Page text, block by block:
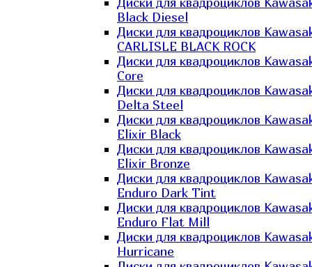
Black Diesel
Диски для квадроциклов
CARLISLE BLACK ROCK
Диски для квадроциклов
Core
Диски для квадроциклов
Delta Steel
Диски для квадроциклов
Elixir Black
Диски для квадроциклов
Elixir Bronze
Диски для квадроциклов
Enduro Dark Tint
Диски для квадроциклов
Enduro Flat Mill
Диски для квадроциклов
Hurricane